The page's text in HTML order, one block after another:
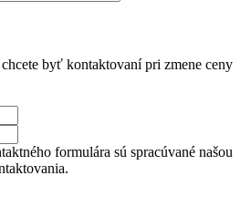
byť kontaktovaní pri zmene ceny
formulára sú spracúvané našou